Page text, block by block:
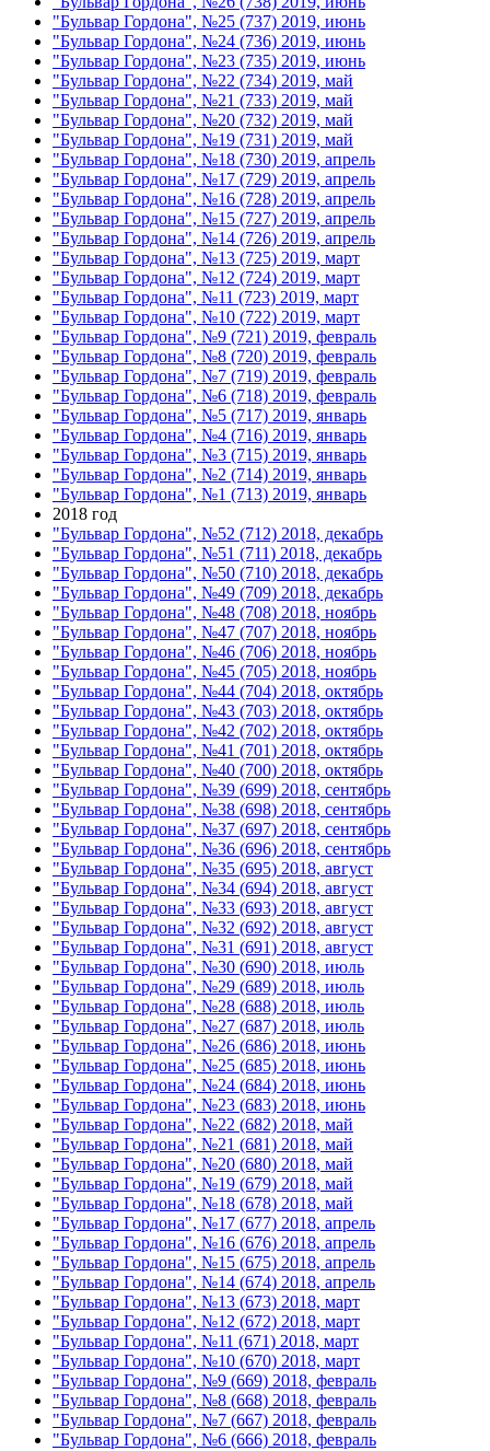
"Бульвар Гордона", №25 (737) 2019, июнь
"Бульвар Гордона", №24 (736) 2019, июнь
"Бульвар Гордона", №23 (735) 2019, июнь
"Бульвар Гордона", №22 (734) 2019, май
"Бульвар Гордона", №21 (733) 2019, май
"Бульвар Гордона", №20 (732) 2019, май
"Бульвар Гордона", №19 (731) 2019, май
"Бульвар Гордона", №18 (730) 2019, апрель
"Бульвар Гордона", №17 (729) 2019, апрель
"Бульвар Гордона", №16 (728) 2019, апрель
"Бульвар Гордона", №15 (727) 2019, апрель
"Бульвар Гордона", №14 (726) 2019, апрель
"Бульвар Гордона", №13 (725) 2019, март
"Бульвар Гордона", №12 (724) 2019, март
"Бульвар Гордона", №11 (723) 2019, март
"Бульвар Гордона", №10 (722) 2019, март
"Бульвар Гордона", №9 (721) 2019, февраль
"Бульвар Гордона", №8 (720) 2019, февраль
"Бульвар Гордона", №7 (719) 2019, февраль
"Бульвар Гордона", №6 (718) 2019, февраль
"Бульвар Гордона", №5 (717) 2019, январь
"Бульвар Гордона", №4 (716) 2019, январь
"Бульвар Гордона", №3 (715) 2019, январь
"Бульвар Гордона", №2 (714) 2019, январь
"Бульвар Гордона", №1 (713) 2019, январь
2018 год
"Бульвар Гордона", №52 (712) 2018, декабрь
"Бульвар Гордона", №51 (711) 2018, декабрь
"Бульвар Гордона", №50 (710) 2018, декабрь
"Бульвар Гордона", №49 (709) 2018, декабрь
"Бульвар Гордона", №48 (708) 2018, ноябрь
"Бульвар Гордона", №47 (707) 2018, ноябрь
"Бульвар Гордона", №46 (706) 2018, ноябрь
"Бульвар Гордона", №45 (705) 2018, ноябрь
"Бульвар Гордона", №44 (704) 2018, октябрь
"Бульвар Гордона", №43 (703) 2018, октябрь
"Бульвар Гордона", №42 (702) 2018, октябрь
"Бульвар Гордона", №41 (701) 2018, октябрь
"Бульвар Гордона", №40 (700) 2018, октябрь
"Бульвар Гордона", №39 (699) 2018, сентябрь
"Бульвар Гордона", №38 (698) 2018, сентябрь
"Бульвар Гордона", №37 (697) 2018, сентябрь
"Бульвар Гордона", №36 (696) 2018, сентябрь
"Бульвар Гордона", №35 (695) 2018, август
"Бульвар Гордона", №34 (694) 2018, август
"Бульвар Гордона", №33 (693) 2018, август
"Бульвар Гордона", №32 (692) 2018, август
"Бульвар Гордона", №31 (691) 2018, август
"Бульвар Гордона", №30 (690) 2018, июль
"Бульвар Гордона", №29 (689) 2018, июль
"Бульвар Гордона", №28 (688) 2018, июль
"Бульвар Гордона", №27 (687) 2018, июль
"Бульвар Гордона", №26 (686) 2018, июнь
"Бульвар Гордона", №25 (685) 2018, июнь
"Бульвар Гордона", №24 (684) 2018, июнь
"Бульвар Гордона", №23 (683) 2018, июнь
"Бульвар Гордона", №22 (682) 2018, май
"Бульвар Гордона", №21 (681) 2018, май
"Бульвар Гордона", №20 (680) 2018, май
"Бульвар Гордона", №19 (679) 2018, май
"Бульвар Гордона", №18 (678) 2018, май
"Бульвар Гордона", №17 (677) 2018, апрель
"Бульвар Гордона", №16 (676) 2018, апрель
"Бульвар Гордона", №15 (675) 2018, апрель
"Бульвар Гордона", №14 (674) 2018, апрель
"Бульвар Гордона", №13 (673) 2018, март
"Бульвар Гордона", №12 (672) 2018, март
"Бульвар Гордона", №11 (671) 2018, март
"Бульвар Гордона", №10 (670) 2018, март
"Бульвар Гордона", №9 (669) 2018, февраль
"Бульвар Гордона", №8 (668) 2018, февраль
"Бульвар Гордона", №7 (667) 2018, февраль
"Бульвар Гордона", №6 (666) 2018, февраль